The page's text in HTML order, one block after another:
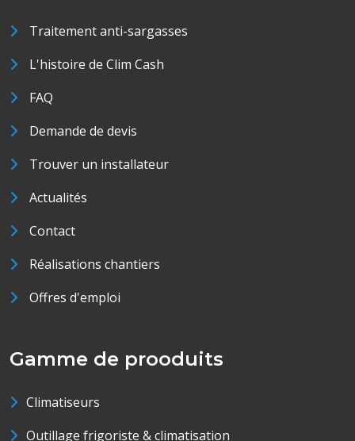
Traitement anti-sargasses
L'histoire de Clim Cash
FAQ
Demande de devis
Trouver un installateur
Actualités
Contact
Réalisations chantiers
Offres d'emploi
Gamme de prooduits
Climatiseurs
Outillage frigoriste & climatisation